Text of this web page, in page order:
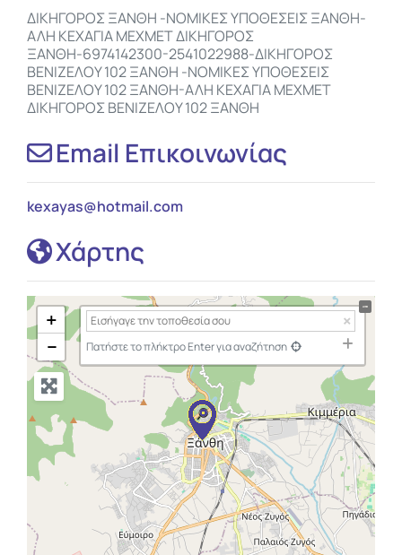
ΔΙΚΗΓΟΡΟΣ ΞΑΝΘΗ -ΝΟΜΙΚΕΣ ΥΠΟΘΕΣΕΙΣ ΞΑΝΘΗ-
ΑΛΗ ΚΕΧΑΓΙΑ ΜΕΧΜΕΤ ΔΙΚΗΓΟΡΟΣ
ΞΑΝΘΗ-6974142300-2541022988-ΔΙΚΗΓΟΡΟΣ
ΒΕΝΙΖΕΛΟΥ 102 ΞΑΝΘΗ -ΝΟΜΙΚΕΣ ΥΠΟΘΕΣΕΙΣ
ΒΕΝΙΖΕΛΟΥ 102 ΞΑΝΘΗ-ΑΛΗ ΚΕΧΑΓΙΑ ΜΕΧΜΕΤ
ΔΙΚΗΓΟΡΟΣ ΒΕΝΙΖΕΛΟΥ 102 ΞΑΝΘΗ
Email Επικοινωνίας
kexayas@hotmail.com
Χάρτης
+
−
Πατήστε το πλήκτρο Enter για αναζήτηση